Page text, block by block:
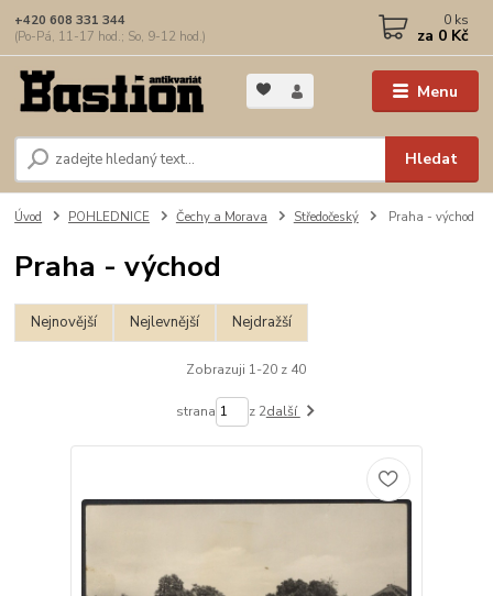
Menu
Hledat
+420 608 331 344
(Po-Pá, 11-17 hod.; So, 9-12 hod.)
0 ks
za 0 Kč
Úvod POHLEDNICE Čechy a Morava Středočeský Praha - východ
Praha - východ
Nejnovější Nejlevnější Nejdražší
Zobrazuji 1-20 z 40
strana z 2další